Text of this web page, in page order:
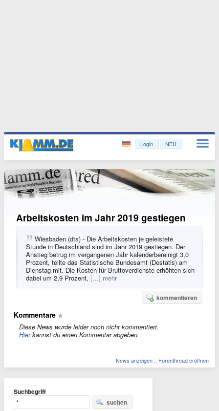
Login NEU
Arbeitskosten im Jahr 2019 gestiegen
Wiesbaden (dts) - Die Arbeitskosten je geleistete
Stunde in Deutschland sind im Jahr 2019 gestiegen. Der
Anstieg betrug im vergangenen Jahr kalenderbereinigt 3,0
Prozent, teilte das Statistische Bundesamt (Destatis) am
Dienstag mit. Die Kosten für Bruttoverdienste erhöhten sich
dabei um 2,9 Prozent, […] mehr
kommentieren
Kommentare
Diese News wurde leider noch nicht kommentiert.
Hierkannst du einen Kommentar abgeben.
News anzeigen :: Forenthread eröffnen
Suchbegriff
suchen